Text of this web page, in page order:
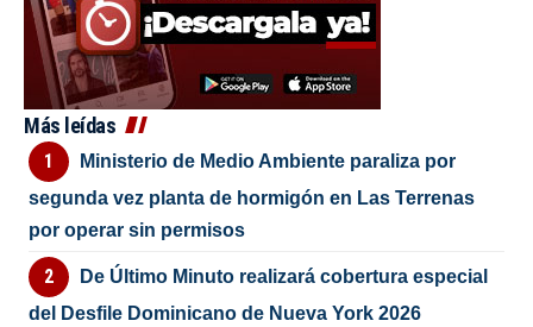
Más leídas
Ministerio de Medio Ambiente paraliza por
segunda vez planta de hormigón en Las Terrenas
por operar sin permisos
De Último Minuto realizará cobertura especial
del Desfile Dominicano de Nueva York 2026